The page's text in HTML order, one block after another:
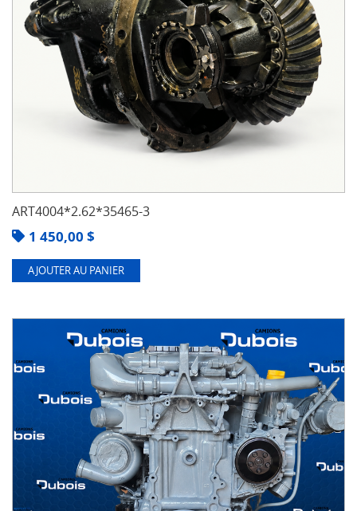
ART4004*2.62*35465-3
1 450,00 $
AJOUTER AU PANIER